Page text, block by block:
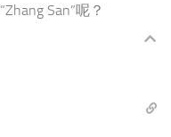
“Zhang San”呢？